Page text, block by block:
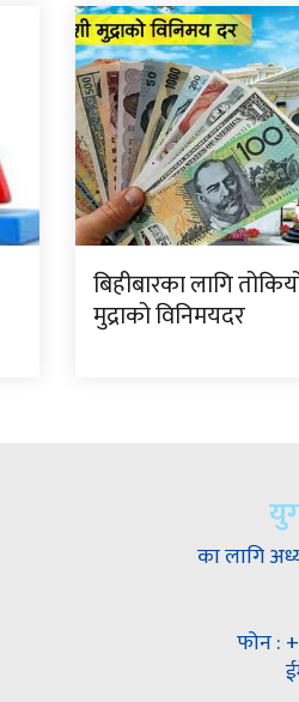
बिहीबारका लागि
मुद्राको विनिमयदर
का लागि
फोन :